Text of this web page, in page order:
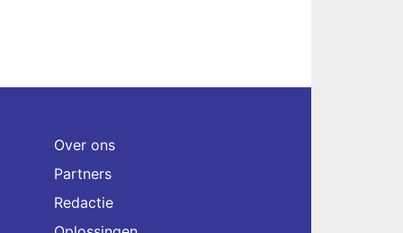
Over ons
Partners
Redactie